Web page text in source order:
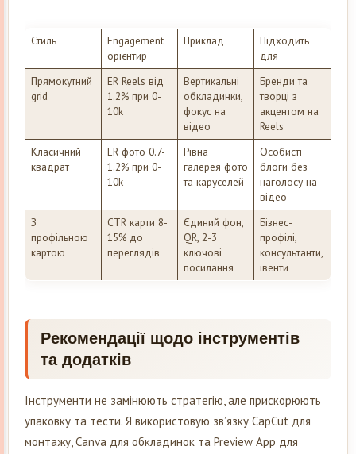
Стиль
Engagement
орієнтир
Приклад
Підходить
для
Прямокутний
grid
ER Reels від
1.2% при 0-
10k
Вертикальні
обкладинки,
фокус на
відео
Бренди та
творці з
акцентом на
Reels
Класичний
квадрат
ER фото 0.7-
1.2% при 0-
10k
Рівна
галерея фото
та каруселей
Особисті
блоги без
наголосу на
відео
З
профільною
картою
CTR карти 8-
15% до
переглядів
Єдиний фон,
QR, 2-3
ключові
посилання
Бізнес-
профілі,
консультанти,
івенти
Рекомендації щодо інструментів
та додатків
Інструменти не замінюють стратегію, але прискорюють
упаковку та тести. Я використовую зв’язку CapCut для
монтажу, Canva для обкладинок та Preview App для